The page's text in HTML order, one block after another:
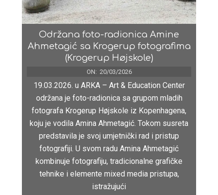
Održana foto-radionica Amine
Ahmetagić sa Krogerup fotografima
(Krogerup Højskole)
ON: 20/03/2026
19.03.2026. u ARKA – Art & Education Center
održana je foto-radionica sa grupom mladih
fotografa Krogerup Højskole iz Kopenhagena,
koju je vodila Amina Ahmetagić. Tokom susreta
predstavila je svoj umjetnički rad i pristup
fotografiji. U svom radu Amina Ahmetagić
kombinuje fotografiju, tradicionalne grafičke
tehnike i elemente mixed media pristupa,
istražujući